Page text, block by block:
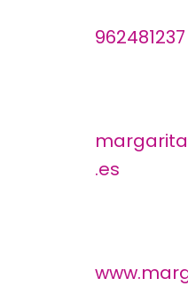
962481237
.es